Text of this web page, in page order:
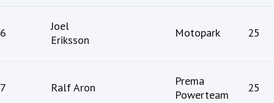
6
Joel
Eriksson
Motopark 25
7 Ralf Aron
Prema
Powerteam
25